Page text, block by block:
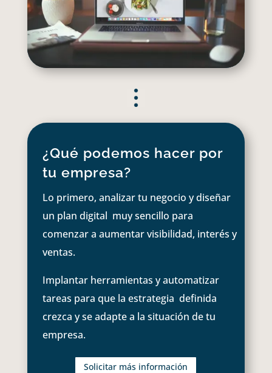
¿Qué podemos hacer por
tu empresa?
Lo primero, analizar tu negocio y diseñar
un plan digital muy sencillo para
comenzar a aumentar visibilidad, interés y
ventas.
Implantar herramientas y automatizar
tareas para que la estrategia definida
crezca y se adapte a la situación de tu
empresa.
Solicitar más información